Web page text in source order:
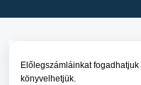
Előlegszámláinkat fogadhatjuk
könyvelhetjük.